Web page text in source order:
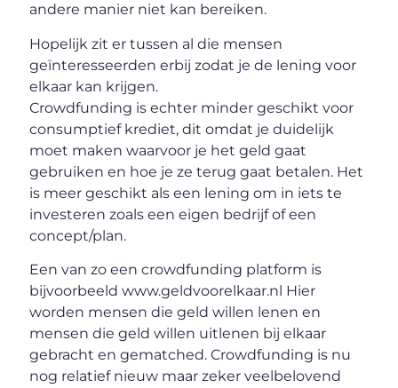
andere manier niet kan bereiken.
Hopelijk zit er tussen al die mensen
geïnteresseerden erbij zodat je de lening voor
elkaar kan krijgen.
Crowdfunding is echter minder geschikt voor
consumptief krediet, dit omdat je duidelijk
moet maken waarvoor je het geld gaat
gebruiken en hoe je ze terug gaat betalen. Het
is meer geschikt als een lening om in iets te
investeren zoals een eigen bedrijf of een
concept/plan.
Een van zo een crowdfunding platform is
bijvoorbeeld www.geldvoorelkaar.nl Hier
worden mensen die geld willen lenen en
mensen die geld willen uitlenen bij elkaar
gebracht en gematched. Crowdfunding is nu
nog relatief nieuw maar zeker veelbelovend